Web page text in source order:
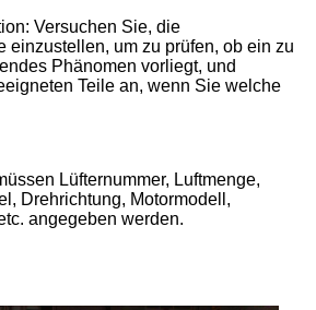
Versuchen Sie, die
einzustellen, um zu prüfen, ob ein zu
Phänomen vorliegt, und
Teile an, wenn Sie welche
Lüfternummer, Luftmenge,
Drehrichtung, Motormodell,
angegeben werden.